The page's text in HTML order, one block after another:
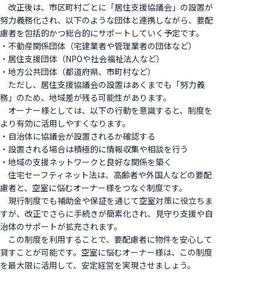
改正後は、市区町村ごとに「居住支援協議会」の設置が
努力義務化され、以下のような団体と連携しながら、要配
慮者を包括的かつ総合的にサポートしていく予定です。
・不動産関係団体（宅建業者や管理業者の団体など）
・居住支援団体（NPOや社会福祉法人など）
・地方公共団体（都道府県、市町村など）
ただし、居住支援協議会の設置はあくまでも「努力義
務」のため、地域差が残る可能性があります。
オーナー様としては、以下の行動を意識すると、制度を
より有効に活用しやすくなります。
・自治体に協議会が設置されるか確認する
・設置される場合は積極的に情報収集や相談を行う
・地域の支援ネットワークと良好な関係を築く
住宅セーフティネット法は、高齢者や外国人などの要配
慮者と、空室に悩むオーナー様をつなぐ制度です。
現行制度でも補助金や保証を通じて空室対策に役立ちま
すが、改正でさらに手続きが簡素化され、見守り支援や自
治体のサポートが拡充されます。
この制度を利用することで、要配慮者に物件を安心して
貸すことが可能です。空室に悩むオーナー様は、この制度
を最大限に活用して、安定経営を実現させましょう。